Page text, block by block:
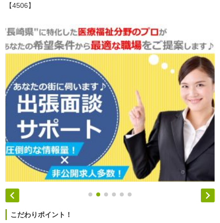
【4506】
 
こだわりポイント！